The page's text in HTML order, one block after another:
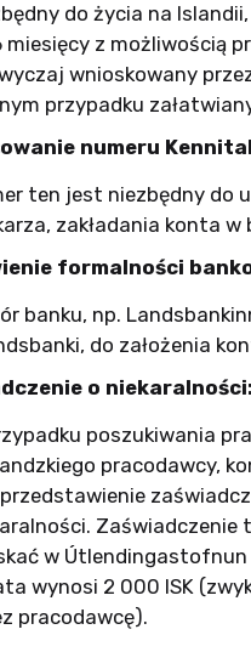
do życia na
miesięcy z możliwością
wnioskowany
przypadku
numeru
ten jest niezbędny do
zakładania konta w
formalności
banku, np.
do założenia
o niekaralności:
poszukiwania
pracodawcy,
Zaświadczenie
w Útlendingastofnun
wynosi 2 000 ISK
pracodawcę).